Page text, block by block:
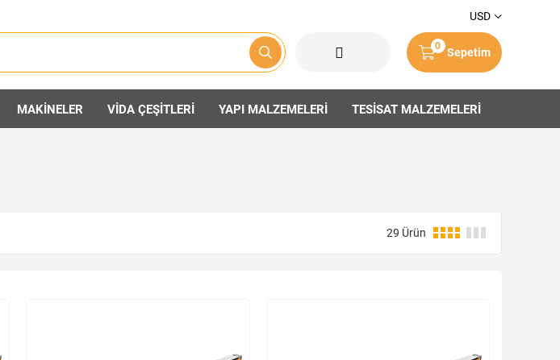
USD
Sepetim
0
MAKİNELER VİDA ÇEŞİTLERİ YAPI MALZEMELERİ TESİSAT MALZEMELERİ
29 Ürün